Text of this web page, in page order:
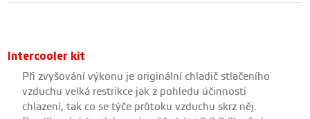
Intercooler kit
Při zvyšování výkonu je originální chladič stlačeního
vzduchu velká restrikce jak z pohledu účinnosti
chlazení, tak co se týče průtoku vzduchu skrz něj.